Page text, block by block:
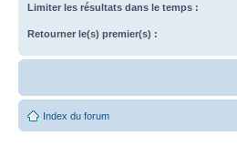
Limiter les résultats dans le temps :
Retourner le(s) premier(s) :
Index du forum